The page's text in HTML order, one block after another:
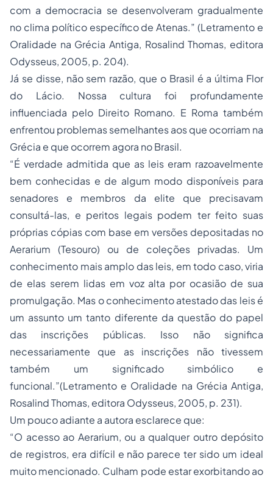
com a democracia se desenvolveram gradualmente
no clima político específico de Atenas.” (Letramento e
Oralidade na Grécia Antiga, Rosalind Thomas, editora
Odysseus, 2005, p. 204).
Já se disse, não sem razão, que o Brasil é a última Flor
do Lácio. Nossa cultura foi profundamente
influenciada pelo Direito Romano. E Roma também
enfrentou problemas semelhantes aos que ocorriam na
Grécia e que ocorrem agora no Brasil.
“É verdade admitida que as leis eram razoavelmente
bem conhecidas e de algum modo disponíveis para
senadores e membros da elite que precisavam
consultá-las, e peritos legais podem ter feito suas
próprias cópias com base em versões depositadas no
Aerarium (Tesouro) ou de coleções privadas. Um
conhecimento mais amplo das leis, em todo caso, viria
de elas serem lidas em voz alta por ocasião de sua
promulgação. Mas o conhecimento atestado das leis é
um assunto um tanto diferente da questão do papel
das inscrições públicas. Isso não significa
necessariamente que as inscrições não tivessem
também um significado simbólico e
funcional.”(Letramento e Oralidade na Grécia Antiga,
Rosalind Thomas, editora Odysseus, 2005, p. 231).
Um pouco adiante a autora esclarece que:
“O acesso ao Aerarium, ou a qualquer outro depósito
de registros, era difícil e não parece ter sido um ideal
muito mencionado. Culham pode estar exorbitando ao